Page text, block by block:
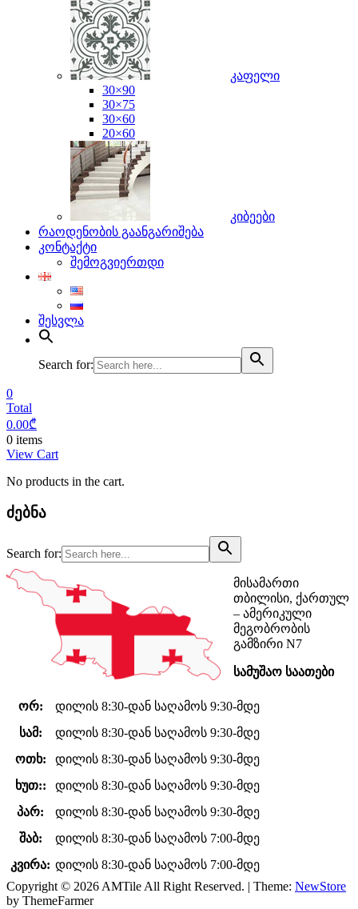
კაფელი
30×90
30×75
30×60
20×60
კიბეები
რაოდენობის გაანგარიშება
კონტაქტი
შემოგვიერთდი
შესვლა
Search for:
0
Total
0.00₾
0 items
View Cart
No products in the cart.
ძებნა
Search for:
მისამართი
თბილისი, ქართულ
– ამერიკული
მეგობრობის
გამზირი N7
სამუშაო საათები
ორ:
დილის 8:30-დან საღამოს 9:30-მდე
სამ:
დილის 8:30-დან საღამოს 9:30-მდე
ოთხ:
დილის 8:30-დან საღამოს 9:30-მდე
ხუთ::
დილის 8:30-დან საღამოს 9:30-მდე
პარ:
დილის 8:30-დან საღამოს 9:30-მდე
შაბ:
დილის 8:30-დან საღამოს 7:00-მდე
კვირა: დილის 8:30-დან საღამოს 7:00-მდე
Copyright © 2026 AMTile All Right Reserved. | Theme: NewStore
by ThemeFarmer